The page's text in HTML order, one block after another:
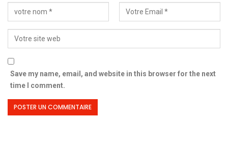
Save my name, email, and website in this browser for the next
time I comment.